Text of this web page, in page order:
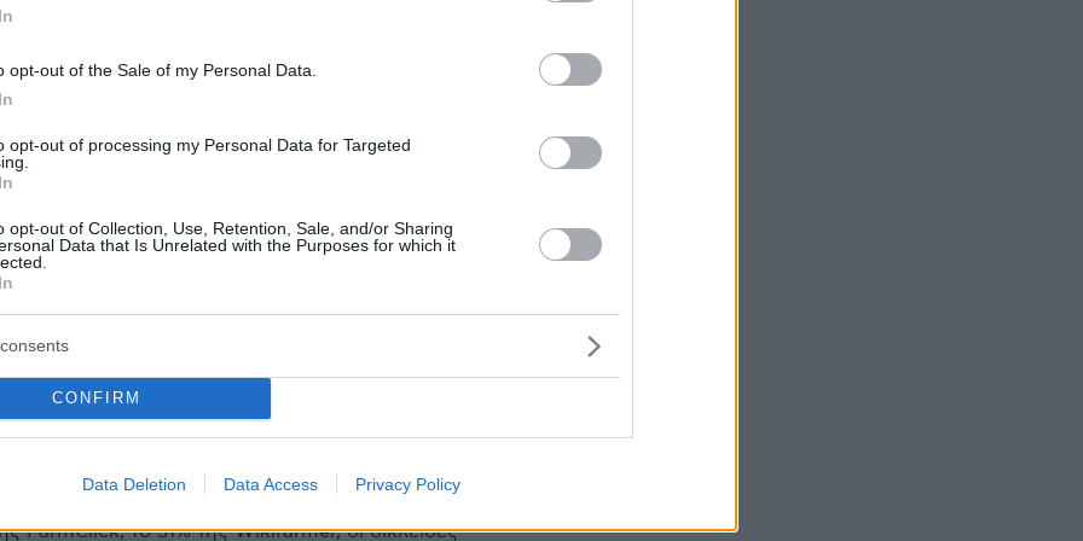
opt-out of the Sale of my Personal Data.
opt-out of processing my Personal Data for Targeted
opt-out of Collection, Use, Retention, Sale, and/or Sharing
Data that Is Unrelated with the Purposes for which it
CONFIRM
Data Deletion Data Access Privacy Policy
ευθεία οι επαφές του
Ράμος για την αγορά της
αμυντικός ηγείται του επενδυτικού
Eleven Capital που θέλει να απλώσει τα δίχτυα του
ποδοσφαίρου
Το πέρασμα από τη
του αγρότη» σε
με την Τράπεζα Πειραιώς
FarmClick, το 51% της Wikifarmer, οι δικλείδες